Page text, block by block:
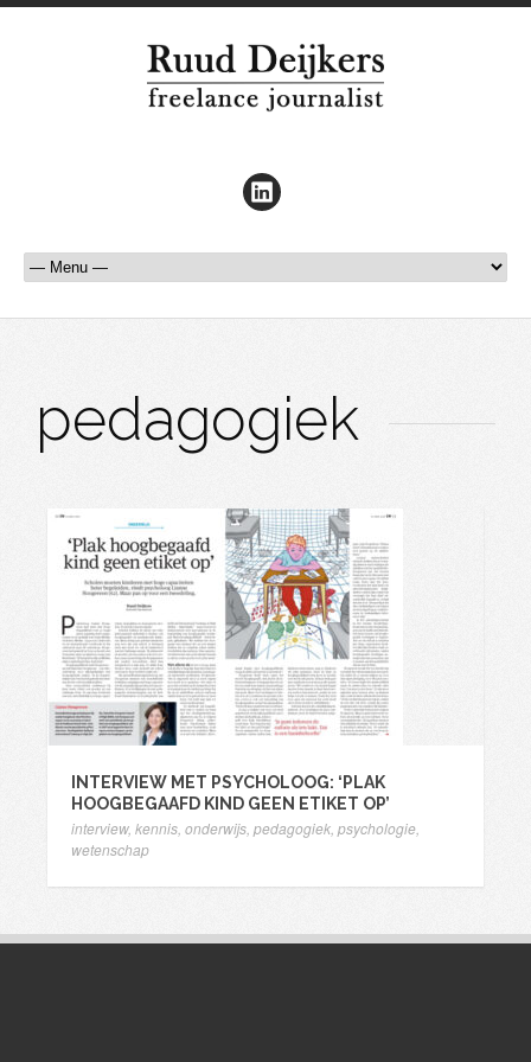
pedagogiek
INTERVIEW MET PSYCHOLOOG: ‘PLAK
HOOGBEGAAFD KIND GEEN ETIKET OP’
interview, kennis onderwijs pedagogiek psychologie
wetenschap